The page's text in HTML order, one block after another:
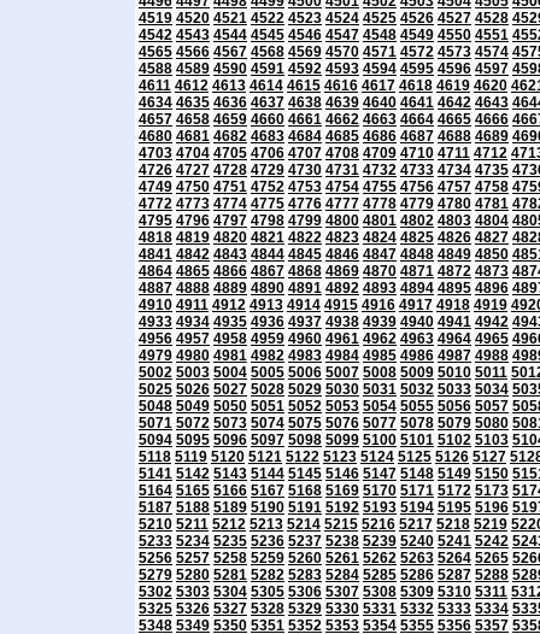
4519 4520 4521 4522 4523 4524 4525 4526 4527 4528
4542 4543 4544 4545 4546 4547 4548 4549 4550 4551
4565 4566 4567 4568 4569 4570 4571 4572 4573 4574
4588 4589 4590 4591 4592 4593 4594 4595 4596 4597
4611 4612 4613 4614 4615 4616 4617 4618 4619 4620
4634 4635 4636 4637 4638 4639 4640 4641 4642 4643
4657 4658 4659 4660 4661 4662 4663 4664 4665 4666
4680 4681 4682 4683 4684 4685 4686 4687 4688 4689
4703 4704 4705 4706 4707 4708 4709 4710 4711 4712
4726 4727 4728 4729 4730 4731 4732 4733 4734 4735
4749 4750 4751 4752 4753 4754 4755 4756 4757 4758
4772 4773 4774 4775 4776 4777 4778 4779 4780 4781
4795 4796 4797 4798 4799 4800 4801 4802 4803 4804
4818 4819 4820 4821 4822 4823 4824 4825 4826 4827
4841 4842 4843 4844 4845 4846 4847 4848 4849 4850
4864 4865 4866 4867 4868 4869 4870 4871 4872 4873
4887 4888 4889 4890 4891 4892 4893 4894 4895 4896
4910 4911 4912 4913 4914 4915 4916 4917 4918 4919
4933 4934 4935 4936 4937 4938 4939 4940 4941 4942
4956 4957 4958 4959 4960 4961 4962 4963 4964 4965
4979 4980 4981 4982 4983 4984 4985 4986 4987 4988
5002 5003 5004 5005 5006 5007 5008 5009 5010 5011
5025 5026 5027 5028 5029 5030 5031 5032 5033 5034
5048 5049 5050 5051 5052 5053 5054 5055 5056 5057
5071 5072 5073 5074 5075 5076 5077 5078 5079 5080
5094 5095 5096 5097 5098 5099 5100 5101 5102 5103
5118 5119 5120 5121 5122 5123 5124 5125 5126 5127
5141 5142 5143 5144 5145 5146 5147 5148 5149 5150
5164 5165 5166 5167 5168 5169 5170 5171 5172 5173
5187 5188 5189 5190 5191 5192 5193 5194 5195 5196
5210 5211 5212 5213 5214 5215 5216 5217 5218 5219
5233 5234 5235 5236 5237 5238 5239 5240 5241 5242
5256 5257 5258 5259 5260 5261 5262 5263 5264 5265
5279 5280 5281 5282 5283 5284 5285 5286 5287 5288
5302 5303 5304 5305 5306 5307 5308 5309 5310 5311
5325 5326 5327 5328 5329 5330 5331 5332 5333 5334
5348 5349 5350 5351 5352 5353 5354 5355 5356 5357